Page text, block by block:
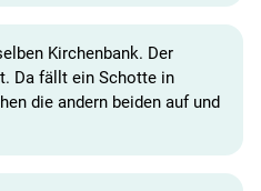
Kirchenbank. Der
Da fällt ein Schotte in
die andern beiden auf und